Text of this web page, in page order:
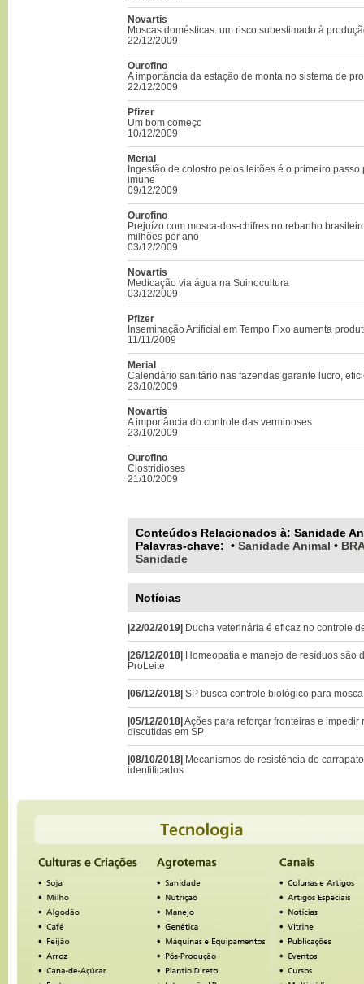
Novartis
Moscas domésticas: um risco subestimado à
22/12/2009
Ourofino
A importância da estação de monta no sistema de
22/12/2009
Pfizer
Um bom começo
10/12/2009
Merial
Ingestão de colostro pelos leitões é o primeiro
imune
09/12/2009
Ourofino
Prejuízo com mosca-dos-chifres no rebanho
milhões por ano
03/12/2009
Novartis
Medicação via água na Suinocultura
03/12/2009
Pfizer
Inseminação Artificial em Tempo Fixo aumenta
11/11/2009
Merial
Calendário sanitário nas fazendas garante lucro,
23/10/2009
Novartis
A importância do controle das verminoses
23/10/2009
Ourofino
Clostridioses
21/10/2009
Conteúdos Relacionados à: Sanidade
Palavras-chave: • Sanidade Animal •
Sanidade
Notícias
|22/02/2019| Ducha veterinária é eficaz no controle
|26/12/2018| Homeopatia e manejo de resíduos são
ProLeite
|06/12/2018| SP busca controle biológico para
|05/12/2018|Ações para reforçar fronteiras e impedir
discutidas em SP
|08/10/2018| Mecanismos de resistência do
identificados